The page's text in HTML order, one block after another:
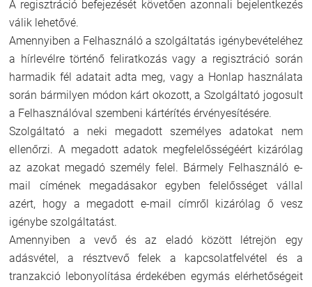
A regisztráció befejezését követően azonnali bejelentkezés
válik lehetővé.
Amennyiben a Felhasználó a szolgáltatás igénybevételéhez
a hírlevélre történő feliratkozás vagy a regisztráció során
harmadik fél adatait adta meg, vagy a Honlap használata
során bármilyen módon kárt okozott, a Szolgáltató jogosult
a Felhasználóval szembeni kártérítés érvényesítésére.
Szolgáltató a neki megadott személyes adatokat nem
ellenőrzi. A megadott adatok megfelelősségéért kizárólag
az azokat megadó személy felel. Bármely Felhasználó e-
mail címének megadásakor egyben felelősséget vállal
azért, hogy a megadott e-mail címről kizárólag ő vesz
igénybe szolgáltatást.
Amennyiben a vevő és az eladó között létrejön egy
adásvétel, a résztvevő felek a kapcsolatfelvétel és a
tranzakció lebonyolítása érdekében egymás elérhetőségeit